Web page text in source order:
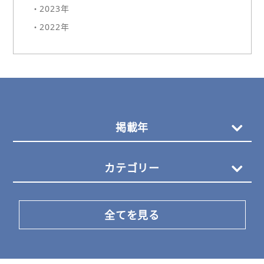
・2023年
・2022年
掲載年
カテゴリー
全てを見る